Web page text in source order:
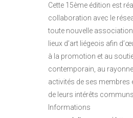
Cette 15ème édition est
collaboration avec le
toute nouvelle
lieux d’art liégeois afin
à la promotion et au
contemporain, au
activités de ses membres
de leurs intérêts communs.
Informations